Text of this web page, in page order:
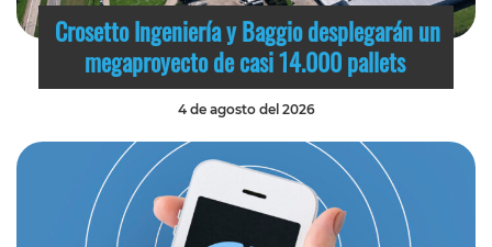
Crosetto Ingeniería y Baggio desplegarán un
megaproyecto de casi 14.000 pallets
4 de agosto del 2026